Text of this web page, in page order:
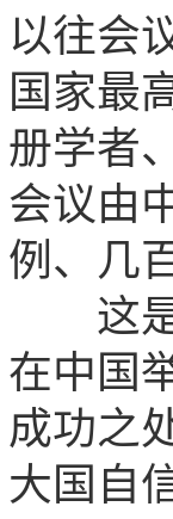
以往会
国家最
册学者
会议由
例、几
这是
在中国
成功之
大国自